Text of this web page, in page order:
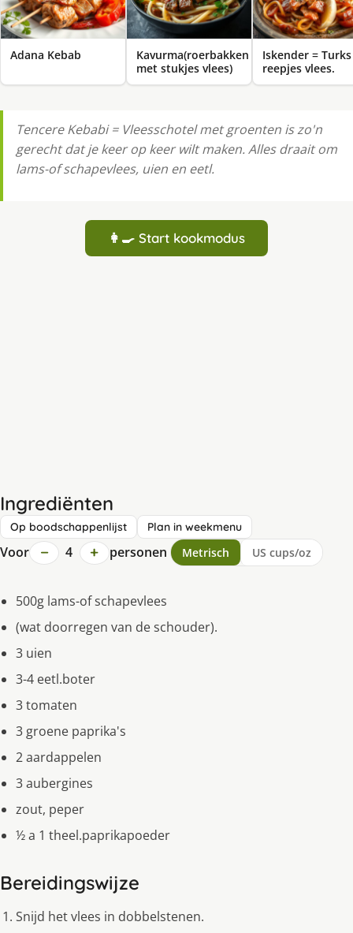
Adana Kebab
Kavurma(roerbakken
met stukjes vlees)
Iskender = Turks
reepjes vlees.
Tencere Kebabi = Vleesschotel met groenten is zo'n
gerecht dat je keer op keer wilt maken. Alles draait om
lams-of schapevlees, uien en eetl.
👩‍🍳 Start kookmodus
Ingrediënten
Op boodschappenlijst Plan in weekmenu
Voor − 4 + personen Metrisch US cups/oz
500g lams-of schapevlees
(wat doorregen van de schouder).
3 uien
3-4 eetl.boter
3 tomaten
3 groene paprika's
2 aardappelen
3 aubergines
zout, peper
½ a 1 theel.paprikapoeder
Bereidingswijze
Snijd het vlees in dobbelstenen.